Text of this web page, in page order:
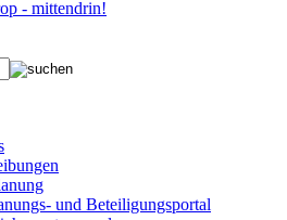
und Beteiligungsportal